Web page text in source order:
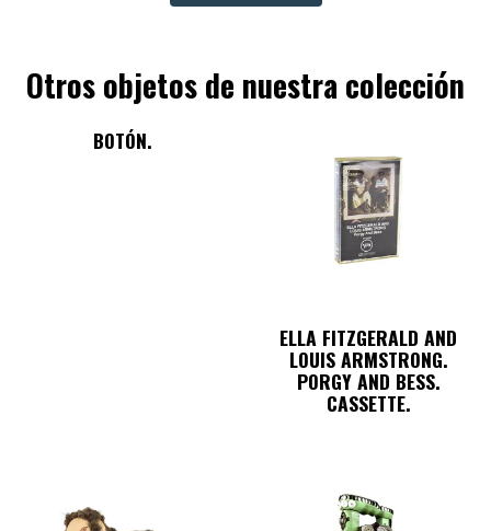
Otros objetos de nuestra colección
BOTÓN.
ELLA FITZGERALD AND
LOUIS ARMSTRONG.
PORGY AND BESS.
CASSETTE.